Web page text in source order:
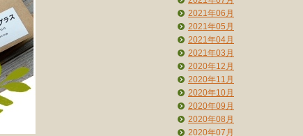
2021年06月
2021年05月
2021年04月
2021年03月
2020年12月
2020年11月
2020年10月
2020年09月
2020年08月
2020年07月